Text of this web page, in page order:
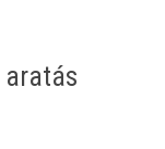
aratás